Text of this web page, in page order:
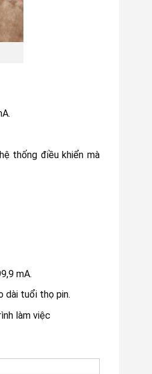
thống điều khiển mà
mA.
dài tuổi thọ pin.
làm việc